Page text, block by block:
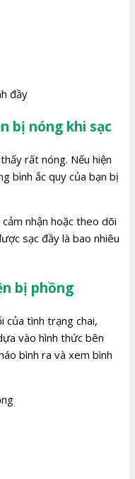
đầy
bị nóng khi sạc
rất nóng. Nếu hiện
bình ắc quy của bạn bị
nhận hoặc theo dõi
sạc đầy là bao nhiêu
bị phồng
của tình trạng chai,
vào hình thức bên
bình ra và xem bình